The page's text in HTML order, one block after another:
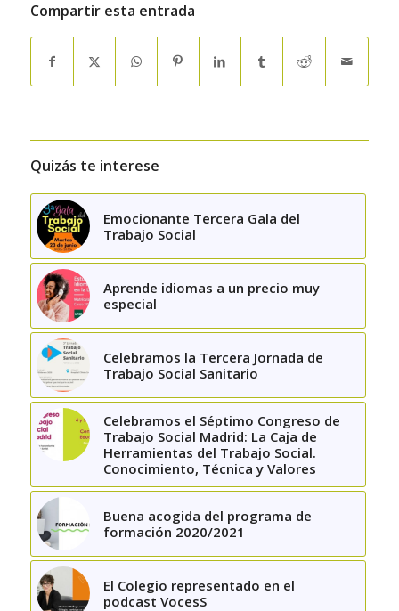
Compartir esta entrada
Quizás te interese
Emocionante Tercera Gala del
Trabajo Social
Aprende idiomas a un precio muy
especial
Celebramos la Tercera Jornada de
Trabajo Social Sanitario
Celebramos el Séptimo Congreso de
Trabajo Social Madrid: La Caja de
Herramientas del Trabajo Social.
Conocimiento, Técnica y Valores
Buena acogida del programa de
formación 2020/2021
El Colegio representado en el
podcast VocesS